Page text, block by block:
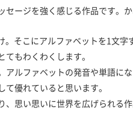
ージを強く感じる作品です。
そこにアルファベットを1文字
てもわくわくします。
アルファベットの発音や単語に
て優れていると思います。
、思い思いに世界を広げられる